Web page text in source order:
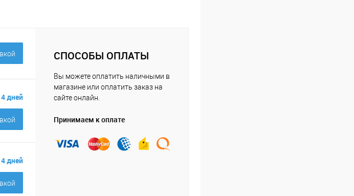
дней
дней
СПОСОБЫ ОПЛАТЫ
Вы можете оплатить наличными в
магазине или оплатить заказ на
сайте онлайн.
Принимаем к оплате